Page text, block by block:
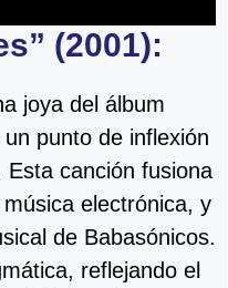
(2001):
joya del álbum
punto de inflexión
canción fusiona
electrónica, y
de Babasónicos.
reflejando el